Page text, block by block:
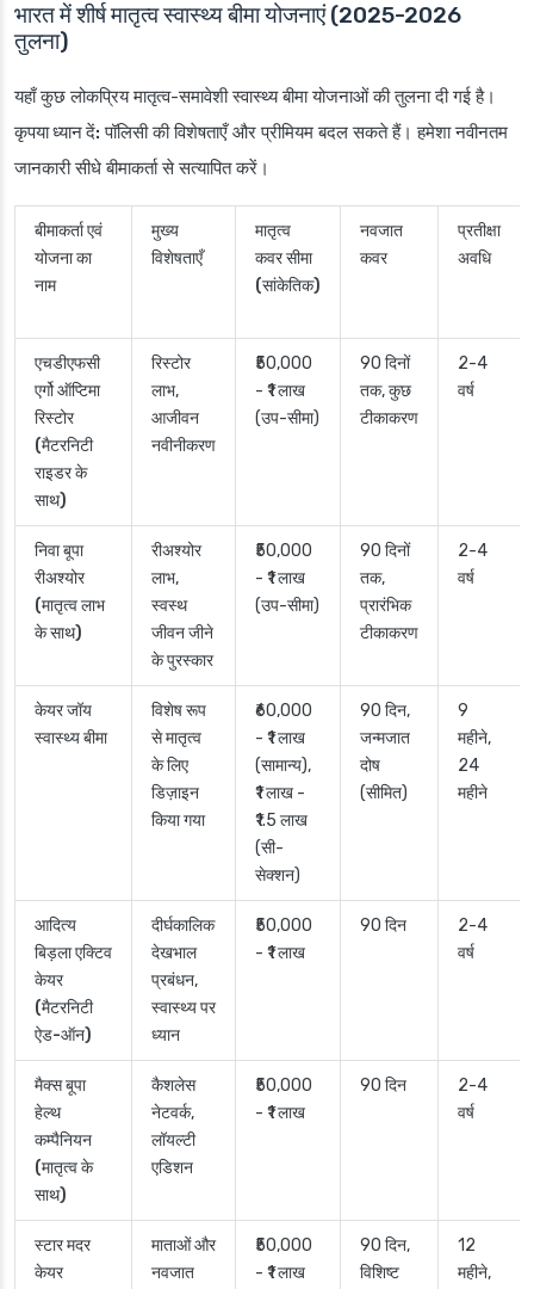
भारत में शीर्ष मातृत्व स्वास्थ्य बीमा योजनाएं (2025-2026
तुलना)
यहाँ कुछ लोकप्रिय मातृत्व-समावेशी स्वास्थ्य बीमा योजनाओं की तुलना दी गई है।
कृपया ध्यान दें: पॉलिसी की विशेषताएँ और प्रीमियम बदल सकते हैं। हमेशा नवीनतम
जानकारी सीधे बीमाकर्ता से सत्यापित करें।
बीमाकर्ता एवं
योजना का
नाम
मुख्य
विशेषताएँ
मातृत्व
कवर सीमा
(सांकेतिक)
नवजात
कवर
प्रतीक्षा
अवधि
एचडीएफसी
एर्गो ऑप्टिमा
रिस्टोर
(मैटरनिटी
राइडर के
साथ)
रिस्टोर
लाभ,
आजीवन
नवीनीकरण
₹50,000
- ₹1 लाख
(उप-सीमा)
90 दिनों
तक, कुछ
टीकाकरण
2-4
वर्ष
निवा बूपा
रीअश्योर
(मातृत्व लाभ
के साथ)
रीअश्योर
लाभ,
स्वस्थ
जीवन जीने
के पुरस्कार
₹50,000
- ₹1 लाख
(उप-सीमा)
90 दिनों
तक,
प्रारंभिक
टीकाकरण
2-4
वर्ष
केयर जॉय
स्वास्थ्य बीमा
विशेष रूप
से मातृत्व
के लिए
डिज़ाइन
किया गया
₹60,000
- ₹1 लाख
(सामान्य),
₹1 लाख -
₹1.5 लाख
(सी-
सेक्शन)
90 दिन,
जन्मजात
दोष
(सीमित)
9
महीने,
24
महीने
आदित्य
बिड़ला एक्टिव
केयर
(मैटरनिटी
ऐड-ऑन)
दीर्घकालिक
देखभाल
प्रबंधन,
स्वास्थ्य पर
ध्यान
₹50,000
- ₹1 लाख
90 दिन
2-4
वर्ष
मैक्स बूपा
हेल्थ
कम्पैनियन
(मातृत्व के
साथ)
कैशलेस
नेटवर्क,
लॉयल्टी
एडिशन
₹50,000
- ₹1 लाख
90 दिन
2-4
वर्ष
स्टार मदर
केयर
माताओं और
नवजात
₹50,000
- ₹1 लाख
90 दिन,
विशिष्ट
12
महीने,